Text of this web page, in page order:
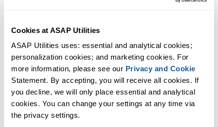
Cookies at ASAP Utilities
ASAP Utilities uses: essential and analytical cookies;
personalization cookies; and marketing cookies. For
more information, please see our Privacy and Cookie
Statement. By accepting, you will receive all cookies. If
you decline, we will only place essential and analytical
cookies. You can change your settings at any time via
the privacy settings.
Herramientas prácticas que muchos usuarios desearían tener en Excel.
Ahorra tiempo en Excel. Así de fácil.